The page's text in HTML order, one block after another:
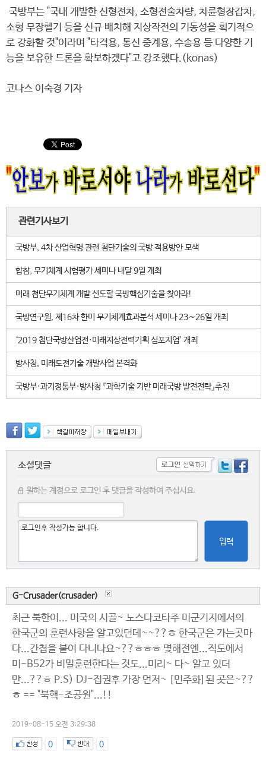
국방부는 "국내 개발한 신형전차, 소형전술차량, 차륜형장갑차,
소형 무장헬기 등을 신규 배치해 지상작전의 기동성을 획기적으
로 강화할 것"이라며 "타격용, 통신 중계용, 수송용 등 다양한 기
능을 보유한 드론을 확보하겠다"고 강조했다.(konas)
코나스 이숙경 기자
관련기사보기
국방부, 4차 산업혁명 관련 첨단기술의 국방 적용방안 모색
합참, 무기체계 시험평가 세미나 내달 9일 개최
미래 첨단무기체계 개발 선도할 국방핵심기술을 찾아라!
국방연구원, 제16차 한미 무기체계효과분석 세미나 23∼26일 개최
‘2019 첨단국방산업전·미래지상전력기획 심포지엄’ 개최
방사청, 미래도전기술 개발사업 본격화
국방부·과기정통부·방사청 『과학기술 기반 미래국방 발전전략』추진
소셜댓글
원하는 계정으로 로그인 후 댓글을 작성하여 주십시요.
입력
G-Crusader(crusader)
최근 북한이... 미국의 시골~ 노스다코타주 미군기지에서의
한국군의 훈련사항을 알고있던데~~??ㅎ 한국군은 가는곳마
다...간첩을 붙여 다니나요~??ㅎㅎㅎ 몇해전엔...직도에서
미-B52가 비밀훈련한다는 것도...미리~ 다~ 알고 있더
만...??ㅎ P.S) DJ-집권후 가장 먼저~ [민주화]된 곳은~??
ㅎ == "북핵-조공원"...!!
2019-08-15 오전 3:29:38
0 0